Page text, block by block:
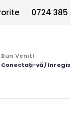
0724 385
Bun Venit!
Conectați-vă /